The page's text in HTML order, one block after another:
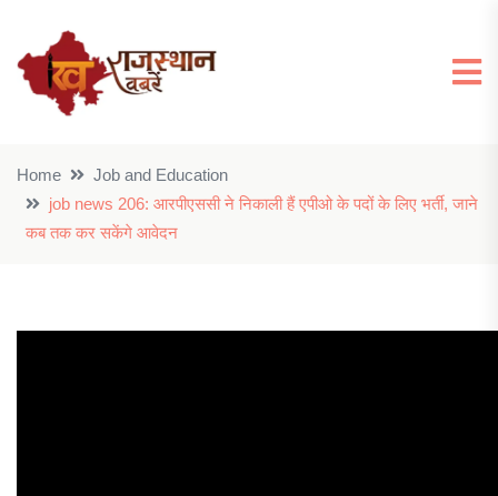
Home
Job and Education
job news 206: आरपीएससी ने निकाली हैं एपीओ के पदों के लिए भर्ती, जाने
कब तक कर सकेंगे आवेदन